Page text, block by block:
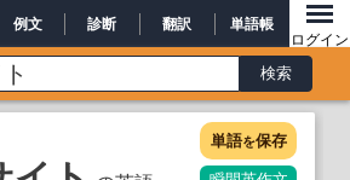
例文 診断 翻訳 単語帳
ログイン
単語を保存